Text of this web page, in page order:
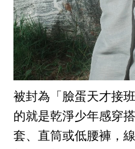
被封為「臉蛋天才接
的就是乾淨少年感穿
套、直筒或低腰褲，